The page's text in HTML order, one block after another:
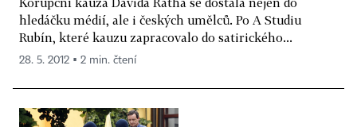
hledáčku médií, ale i českých umělců. Po A Studiu
Rubín, které kauzu zapracovalo do satirického...
28. 5. 2012 ▪ 2 min. čtení